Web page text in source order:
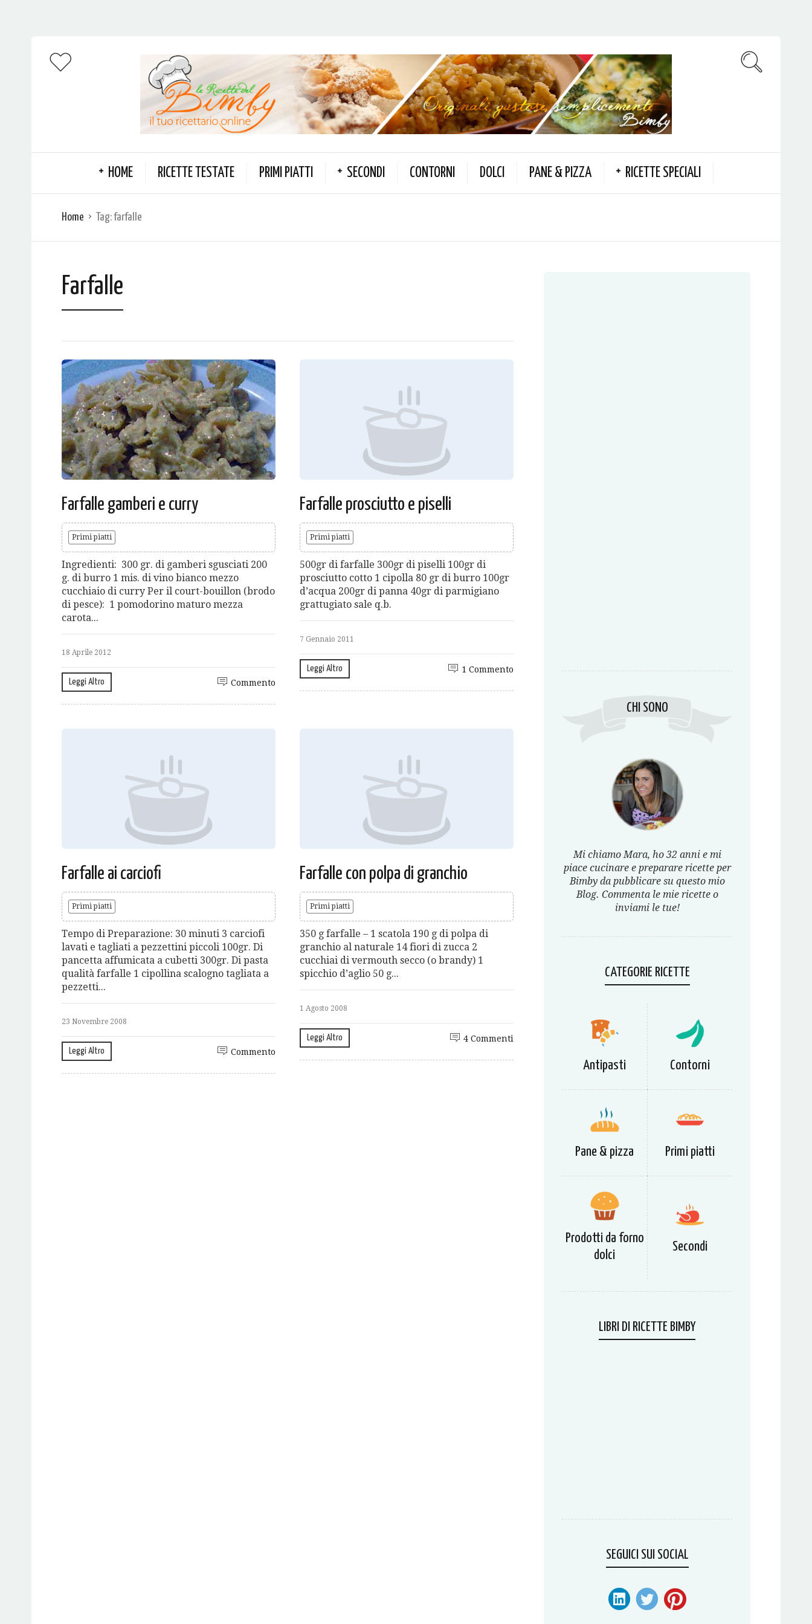
HOME RICETTE TESTATE PRIMI PIATTI SECONDI CONTORNI DOLCI PANE & PIZZA RICETTE SPECIALI
Home Tag:farfalle
Farfalle
Farfalle gamberi e curry
Primi piatti
Ingredienti: 300 gr. di gamberi sgusciati 200
g. di burro 1 mis. di vino bianco mezzo
cucchiaio di curry Per il court-bouillon (brodo
di pesce): 1 pomodorino maturo mezza
carota...
18 Aprile 2012
Leggi Altro Commento
Farfalle prosciutto e piselli
Primi piatti
500gr di farfalle 300gr di piselli 100gr di
prosciutto cotto 1 cipolla 80 gr di burro 100gr
d’acqua 200gr di panna 40gr di parmigiano
grattugiato sale q.b.
7 Gennaio 2011
Leggi Altro 1 Commento
Farfalle ai carciofi
Primi piatti
Tempo di Preparazione: 30 minuti 3 carciofi
lavati e tagliati a pezzettini piccoli 100gr. Di
pancetta affumicata a cubetti 300gr. Di pasta
qualità farfalle 1 cipollina scalogno tagliata a
pezzetti...
23 Novembre 2008
Leggi Altro Commento
Farfalle con polpa di granchio
Primi piatti
350 g farfalle – 1 scatola 190 g di polpa di
granchio al naturale 14 fiori di zucca 2
cucchiai di vermouth secco (o brandy) 1
spicchio d’aglio 50 g...
1 Agosto 2008
Leggi Altro 4 Commenti
CHI SONO
Mi chiamo Mara, ho 32 anni e mi
piace cucinare e preparare ricette per
Bimby da pubblicare su questo mio
Blog. Commenta le mie ricette o
inviami le tue!
CATEGORIE RICETTE
Antipasti Contorni
Pane & pizza Primi piatti
Prodotti da forno
dolci
Secondi
LIBRI DI RICETTE BIMBY
SEGUICI SUI SOCIAL